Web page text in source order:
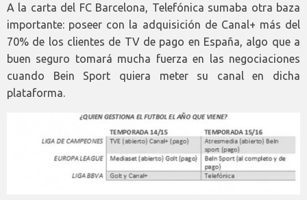
A la carta del FC Barcelona, Telefónica sumaba otra baza
importante: poseer con la adquisición de Canal+ más del
70% de los clientes de TV de pago en España, algo que a
buen seguro tomará mucha fuerza en las negociaciones
cuando Bein Sport quiera meter su canal en dicha
plataforma.